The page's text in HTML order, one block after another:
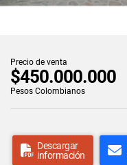
Precio de venta
$450.000.000
Pesos Colombianos
Descargar
información